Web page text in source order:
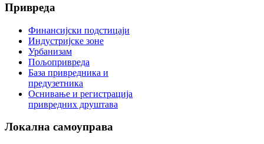
Привреда
Финансијски подстицаји
Индустријске зоне
Урбанизам
Пољопривреда
База привредника и
предузетника
Оснивање и регистрација
привредних друштава
Локална самоуправа